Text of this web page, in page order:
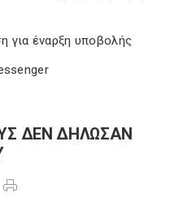
για έναρξη υποβολής
ΔΕΝ ΔΗΛΩΣΑΝ